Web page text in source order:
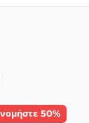
50%